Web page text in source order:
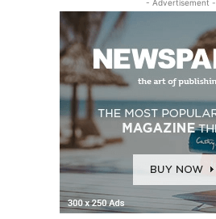
- Advertisement -